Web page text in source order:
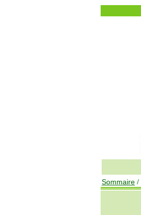
Sommaire /